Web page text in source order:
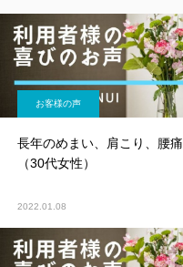
お客様の声
長年のめまい、肩こり、腰痛
（30代女性）
2022.01.08